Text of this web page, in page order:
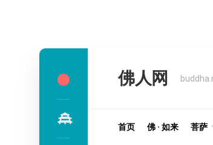
佛人网
首页 佛 · 如来 菩萨